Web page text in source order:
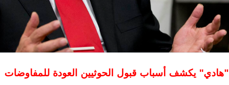
"هادي" يكشف أسباب قبول الحوثيين العودة للمفاوضات